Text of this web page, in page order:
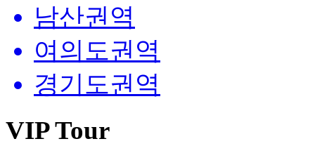
남산권역
여의도권역
경기도권역
VIP Tour